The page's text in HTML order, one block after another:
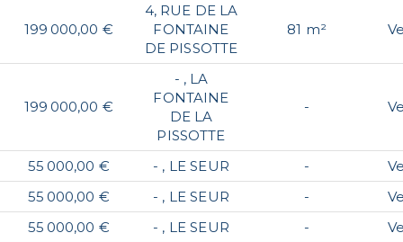
199 000,00 €
4, RUE DE LA
FONTAINE
DE PISSOTTE
81 m²
199 000,00 €
- , LA
FONTAINE
DE LA
PISSOTTE
-
55 000,00 € - , LE SEUR -
55 000,00 €
- , LE SEUR -
55 000,00 €
- , LE SEUR -